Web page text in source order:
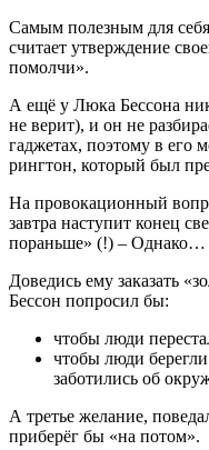
Самым полезным для
считает утверждение
помолчи».
А ещё у Люка Бессона
не верит), и он не
гаджетах, поэтому в его
рингтон, который был
На провокационный
завтра наступит конец
пораньше» (!) – Однако…
Доведись ему заказать
Бессон попросил бы:
чтобы люди
чтобы люди
заботились об
А третье желание,
приберёг бы «на потом».